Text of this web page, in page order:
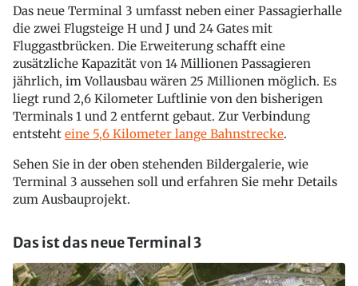
Das neue Terminal 3 umfasst neben einer Passagierhalle
die zwei Flugsteige H und J und 24 Gates mit
Fluggastbrücken. Die Erweiterung schafft eine
zusätzliche Kapazität von 14 Millionen Passagieren
jährlich, im Vollausbau wären 25 Millionen möglich. Es
liegt rund 2,6 Kilometer Luftlinie von den bisherigen
Terminals 1 und 2 entfernt gebaut. Zur Verbindung
entsteht eine 5,6 Kilometer lange Bahnstrecke.
Sehen Sie in der oben stehenden Bildergalerie, wie
Terminal 3 aussehen soll und erfahren Sie mehr Details
zum Ausbauprojekt.
Das ist das neue Terminal 3